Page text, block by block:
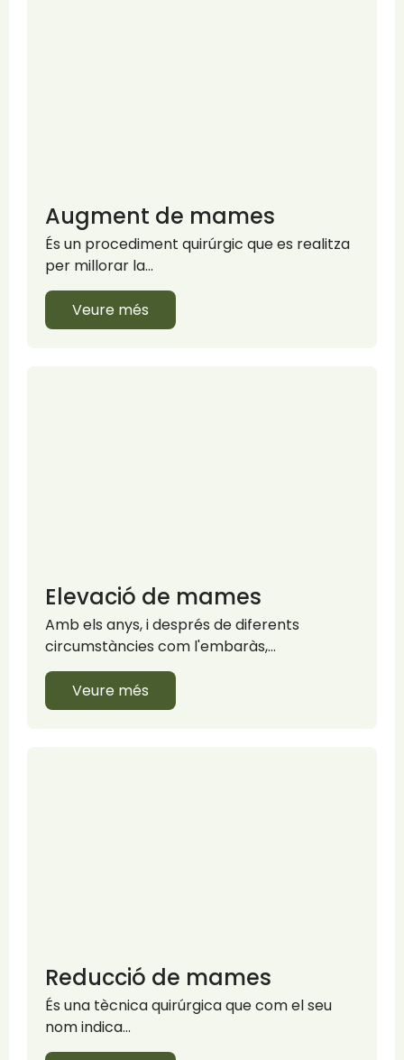
Augment de mames
És un procediment quirúrgic que es realitza
per millorar la…
Veure més
Elevació de mames
Amb els anys, i després de diferents
circumstàncies com l'embaràs,…
Veure més
Reducció de mames
És una tècnica quirúrgica que com el seu
nom indica…